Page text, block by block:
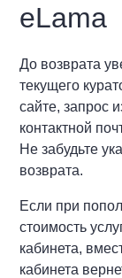
eLama
До возврата
текущего
сайте, запрос
контактной
Не забудьте
возврата.
Если при
стоимость
кабинета,
кабинета